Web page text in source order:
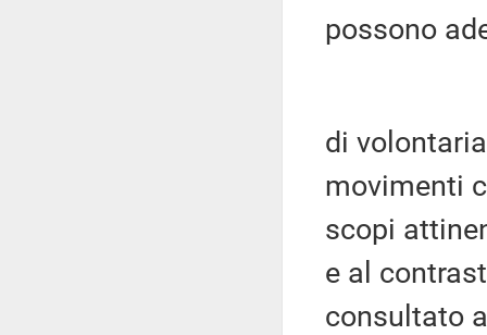
possono
di
movimenti
scopi
e al
consultato